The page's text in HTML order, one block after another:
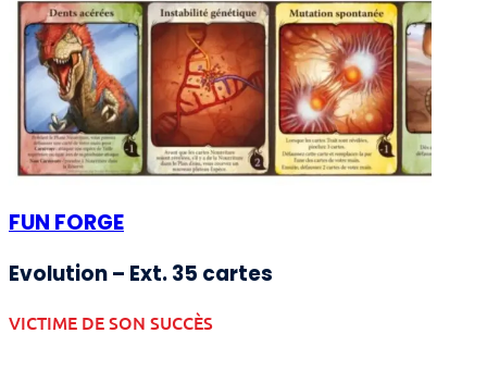
FUN FORGE
Evolution – Ext. 35 cartes
VICTIME DE SON SUCCÈS